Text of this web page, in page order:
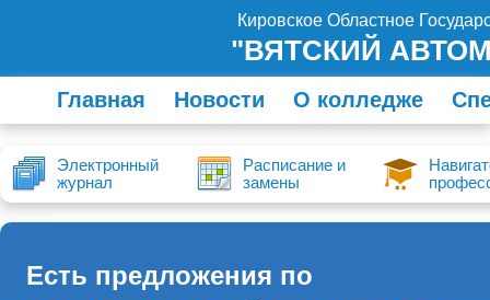
Кировское Областное
"ВЯТСКИЙ
Главная Новости О колледже
Электронный
журнал
Расписание и
замены
Есть предложения по